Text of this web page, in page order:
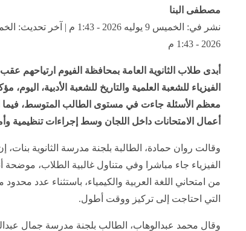
مصطفى البنا
2026 - 1:43 م
أبدى طلاب الثانوية العامة بمحافظة الفيوم ارتياحهم عقب
الفيزياء للشعبة العلمية والتاريخ للشعبة الأدبية، اليوم،
معظم الأسئلة جاءت في مستوى الطالب المتوسط، فيما
أعمال الامتحانات داخل اللجان وسط إجراءات تنظيمية
وقالت روان حمادة، الطالبة بلجنة مدرسة الثانوية بنات،
الفيزياء جاء مباشرا وفي متناول غالبية الطلاب، موضحة
من امتحاني اللغة العربية والكيمياء، باستثناء عدد
التي احتاجت إلى تركيز ووقت أطول.
وقال محمد عبدالوهاب، الطالب بلجنة مدرسة جمال